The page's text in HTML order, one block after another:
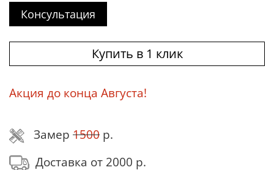
Консультация
Купить в 1 клик
Акция до конца Августа!
Замер 1500 р.
Доставка от 2000 р.